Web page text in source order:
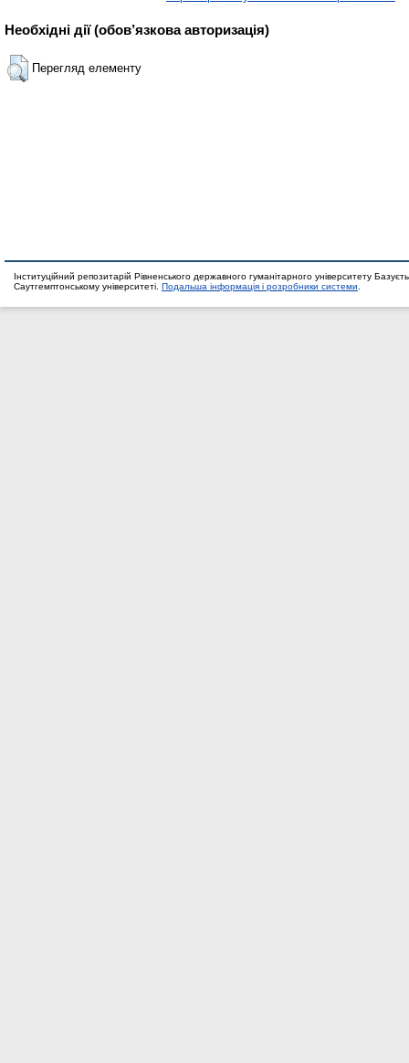
Необхідні дії (обов’язкова авторизація)
Перегляд елементу
Інституційний репозитарій Рівненського державного гуманітарного університету
Саутгемптонському університеті. Подальша інформація і розробники системи